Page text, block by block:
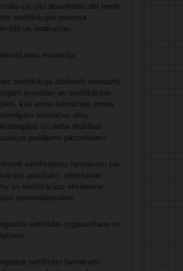
vai citu apsvērumu dēļ nevar
sertifikācijas procesa
un neatkarību.
institūcija:
sertifikāciju atbilstoši standartā
prasībām un sertifikācijas
kas ietver farmācijas jomas
normatīvo aktu,
un darba drošības
jautājumu pārzināšanu;
sertificējamo farmaceitu par
prasībām, vērtēšanas
un sertifikācijas eksāmena
personālsastāvu;
sertifikātu izgatavošanu un
sertificēto farmaceitu